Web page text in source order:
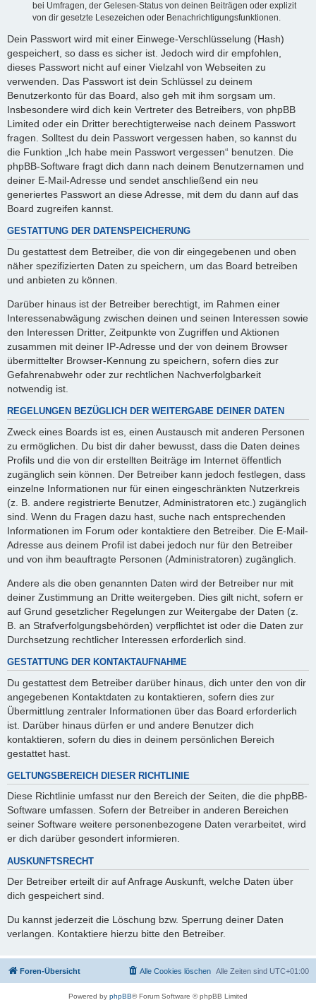
bei Umfragen, der Gelesen-Status von deinen Beiträgen oder explizit
von dir gesetzte Lesezeichen oder Benachrichtigungsfunktionen.
Dein Passwort wird mit einer Einwege-Verschlüsselung (Hash)
gespeichert, so dass es sicher ist. Jedoch wird dir empfohlen,
dieses Passwort nicht auf einer Vielzahl von Webseiten zu
verwenden. Das Passwort ist dein Schlüssel zu deinem
Benutzerkonto für das Board, also geh mit ihm sorgsam um.
Insbesondere wird dich kein Vertreter des Betreibers, von phpBB
Limited oder ein Dritter berechtigterweise nach deinem Passwort
fragen. Solltest du dein Passwort vergessen haben, so kannst du
die Funktion „Ich habe mein Passwort vergessen“ benutzen. Die
phpBB-Software fragt dich dann nach deinem Benutzernamen und
deiner E-Mail-Adresse und sendet anschließend ein neu
generiertes Passwort an diese Adresse, mit dem du dann auf das
Board zugreifen kannst.
GESTATTUNG DER DATENSPEICHERUNG
Du gestattest dem Betreiber, die von dir eingegebenen und oben
näher spezifizierten Daten zu speichern, um das Board betreiben
und anbieten zu können.
Darüber hinaus ist der Betreiber berechtigt, im Rahmen einer
Interessenabwägung zwischen deinen und seinen Interessen sowie
den Interessen Dritter, Zeitpunkte von Zugriffen und Aktionen
zusammen mit deiner IP-Adresse und der von deinem Browser
übermittelter Browser-Kennung zu speichern, sofern dies zur
Gefahrenabwehr oder zur rechtlichen Nachverfolgbarkeit
notwendig ist.
REGELUNGEN BEZÜGLICH DER WEITERGABE DEINER DATEN
Zweck eines Boards ist es, einen Austausch mit anderen Personen
zu ermöglichen. Du bist dir daher bewusst, dass die Daten deines
Profils und die von dir erstellten Beiträge im Internet öffentlich
zugänglich sein können. Der Betreiber kann jedoch festlegen, dass
einzelne Informationen nur für einen eingeschränkten Nutzerkreis
(z. B. andere registrierte Benutzer, Administratoren etc.) zugänglich
sind. Wenn du Fragen dazu hast, suche nach entsprechenden
Informationen im Forum oder kontaktiere den Betreiber. Die E-Mail-
Adresse aus deinem Profil ist dabei jedoch nur für den Betreiber
und von ihm beauftragte Personen (Administratoren) zugänglich.
Andere als die oben genannten Daten wird der Betreiber nur mit
deiner Zustimmung an Dritte weitergeben. Dies gilt nicht, sofern er
auf Grund gesetzlicher Regelungen zur Weitergabe der Daten (z.
B. an Strafverfolgungsbehörden) verpflichtet ist oder die Daten zur
Durchsetzung rechtlicher Interessen erforderlich sind.
GESTATTUNG DER KONTAKTAUFNAHME
Du gestattest dem Betreiber darüber hinaus, dich unter den von dir
angegebenen Kontaktdaten zu kontaktieren, sofern dies zur
Übermittlung zentraler Informationen über das Board erforderlich
ist. Darüber hinaus dürfen er und andere Benutzer dich
kontaktieren, sofern du dies in deinem persönlichen Bereich
gestattet hast.
GELTUNGSBEREICH DIESER RICHTLINIE
Diese Richtlinie umfasst nur den Bereich der Seiten, die die phpBB-
Software umfassen. Sofern der Betreiber in anderen Bereichen
seiner Software weitere personenbezogene Daten verarbeitet, wird
er dich darüber gesondert informieren.
AUSKUNFTSRECHT
Der Betreiber erteilt dir auf Anfrage Auskunft, welche Daten über
dich gespeichert sind.
Du kannst jederzeit die Löschung bzw. Sperrung deiner Daten
verlangen. Kontaktiere hierzu bitte den Betreiber.
Foren-Übersicht Alle Zeiten sind UTC+01:00
Alle Cookies löschen
Powered by phpBB® Forum Software © phpBB Limited